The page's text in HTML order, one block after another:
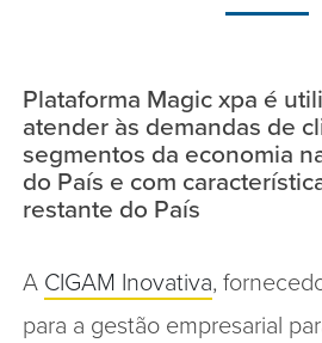
Plataforma Magic xpa é
atender às demandas de
segmentos da economia
do País e com
restante do País
A CIGAM Inovativa,
para a gestão empresarial